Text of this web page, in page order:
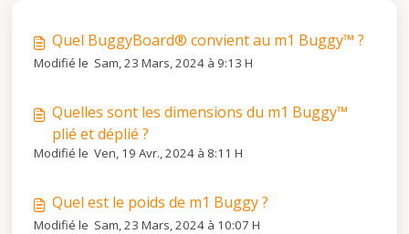
Quel BuggyBoard® convient au m1 Buggy™ ?
Modifié le Sam, 23 Mars, 2024 à 9:13 H
Quelles sont les dimensions du m1 Buggy™
plié et déplié ?
Modifié le Ven, 19 Avr., 2024 à 8:11 H
Quel est le poids de m1 Buggy ?
Modifié le Sam, 23 Mars, 2024 à 10:07 H